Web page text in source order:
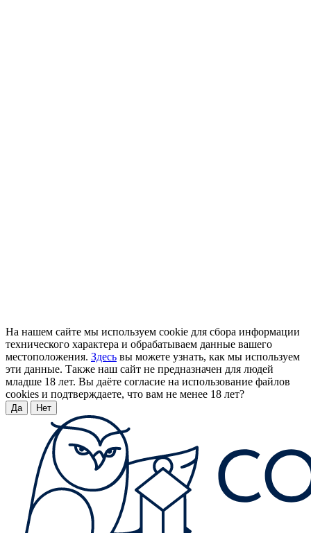
На нашем сайте мы используем cookie для сбора информации
технического характера и обрабатываем данные вашего
местоположения. Здесь вы можете узнать, как мы используем
эти данные. Также наш сайт не предназначен для людей
младше 18 лет. Вы даёте согласие на использование файлов
cookies и подтверждаете, что вам не менее 18 лет?
Да Нет